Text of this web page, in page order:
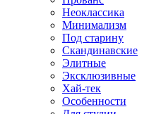
Неоклассика
Минимализм
Под старину
Скандинавские
Элитные
Эксклюзивные
Хай-тек
Особенности